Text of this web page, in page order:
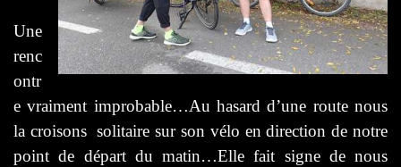
Une
renc
ontr
e vraiment improbable…Au hasard d’une route nous
la croisons solitaire sur son vélo en direction de notre
point de départ du matin…Elle fait signe de nous